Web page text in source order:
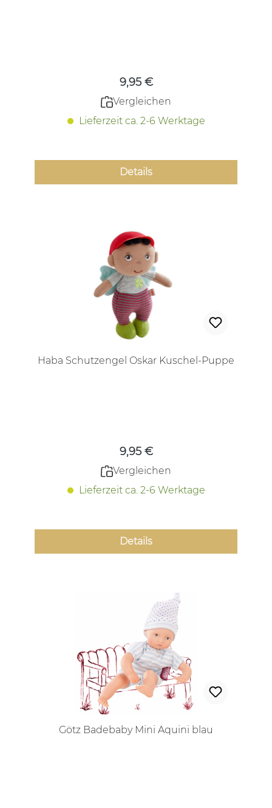
9,95 €
Vergleichen
Lieferzeit ca. 2-6 Werktage
Details
Haba Schutzengel Oskar Kuschel-Puppe
9,95 €
Vergleichen
Lieferzeit ca. 2-6 Werktage
Details
Götz Badebaby Mini Aquini blau